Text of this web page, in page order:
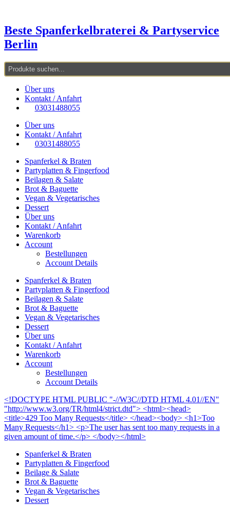
springen
Beste Spanferkelbraterei & Partyservice
Berlin
Über uns
Kontakt / Anfahrt
03031488055
Über uns
Kontakt / Anfahrt
03031488055
Spanferkel & Braten
Partyplatten & Fingerfood
Beilagen & Salate
Brot & Baguette
Vegan & Vegetarisches
Dessert
Über uns
Kontakt / Anfahrt
Warenkorb
Account
Bestellungen
Account Details
Spanferkel & Braten
Partyplatten & Fingerfood
Beilagen & Salate
Brot & Baguette
Vegan & Vegetarisches
Dessert
Über uns
Kontakt / Anfahrt
Warenkorb
Account
Bestellungen
Account Details
<!DOCTYPE HTML PUBLIC "-//W3C//DTD HTML 4.01//EN"
"http://www.w3.org/TR/html4/strict.dtd"> <html><head>
<title>429 Too Many Requests</title> </head><body> <h1>Too
Many Requests</h1> <p>The user has sent too many requests in a
given amount of time.</p> </body></html>
Spanferkel & Braten
Partyplatten & Fingerfood
Beilage & Salate
Brot & Baguette
Vegan & Vegetarisches
Dessert